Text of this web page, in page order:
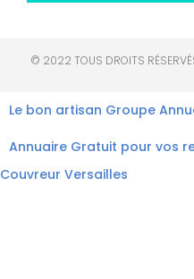
© 2022 TOUS DROITS
Le bon artisan Groupe
Annuaire Gratuit pour vos
Couvreur Versailles